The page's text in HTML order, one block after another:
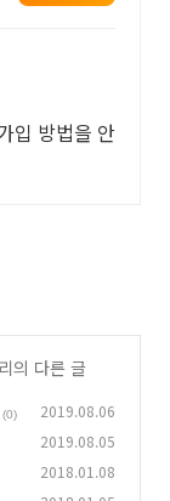
입 방법을 안
의 다른 글
(0) 2019.08.06
2019.08.05
2018.01.08